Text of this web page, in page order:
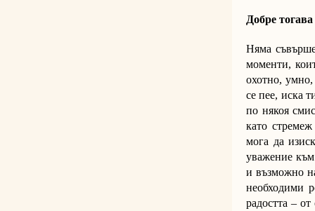
Добре
Няма
моменти,
охотно, умно,
се пее, иска
по някоя
като
мога да
уважение
и възможно
необходими
радостта –